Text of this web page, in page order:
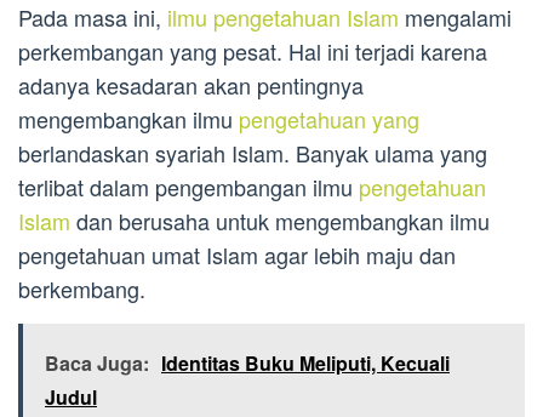
Pada masa ini, ilmu pengetahuan Islam mengalami
perkembangan yang pesat. Hal ini terjadi karena
adanya kesadaran akan pentingnya
mengembangkan ilmu pengetahuan yang
berlandaskan syariah Islam. Banyak ulama yang
terlibat dalam pengembangan ilmu pengetahuan
Islam dan berusaha untuk mengembangkan ilmu
pengetahuan umat Islam agar lebih maju dan
berkembang.
Baca Juga: Identitas Buku Meliputi, Kecuali
Judul